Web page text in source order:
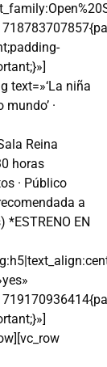
text=»‘La niña
·
Reina
horas
· Público
a
EN